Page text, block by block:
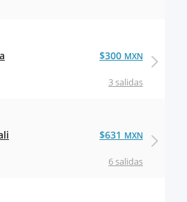
3 salidas
$300 MXN
6 salidas
$631 MXN